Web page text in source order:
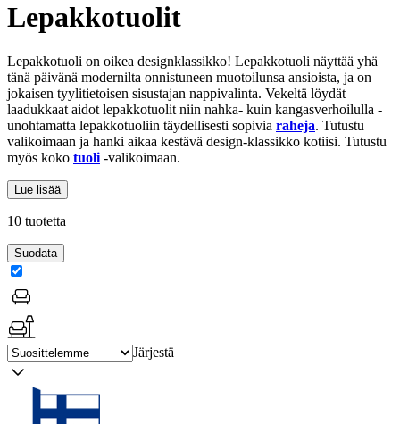
Lepakkotuolit
Lepakkotuoli on oikea designklassikko! Lepakkotuoli näyttää yhä
tänä päivänä modernilta onnistuneen muotoilunsa ansioista, ja on
jokaisen tyylitietoisen sisustajan nappivalinta. Vekeltä löydät
laadukkaat aidot lepakkotuolit niin nahka- kuin kangasverhoilulla -
unohtamatta lepakkotuoliin täydellisesti sopivia raheja. Tutustu
valikoimaan ja hanki aikaa kestävä design-klassikko kotiisi. Tutustu
myös koko tuoli -valikoimaan.
Lue lisää
10 tuotetta
Suodata
Järjestä